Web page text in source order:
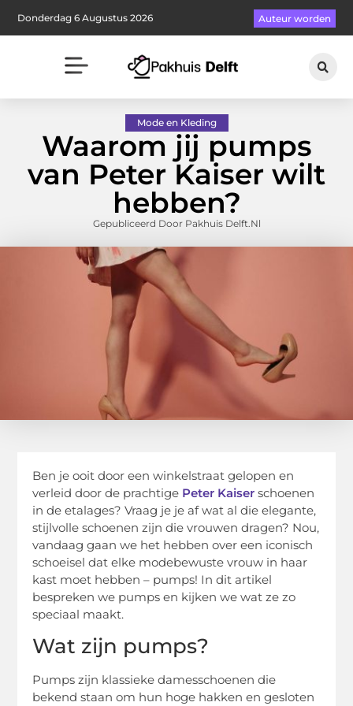
Donderdag 6 Augustus 2026 Auteur worden
Mode en Kleding
Waarom jij pumps
van Peter Kaiser wilt
hebben?
Gepubliceerd Door Pakhuis Delft.nl
Ben je ooit door een winkelstraat gelopen en
verleid door de prachtige Peter Kaiser schoenen
in de etalages? Vraag je je af wat al die elegante,
stijlvolle schoenen zijn die vrouwen dragen? Nou,
vandaag gaan we het hebben over een iconisch
schoeisel dat elke modebewuste vrouw in haar
kast moet hebben – pumps! In dit artikel
bespreken we pumps en kijken we wat ze zo
speciaal maakt.
Wat zijn pumps?
Pumps zijn klassieke damesschoenen die
bekend staan om hun hoge hakken en gesloten